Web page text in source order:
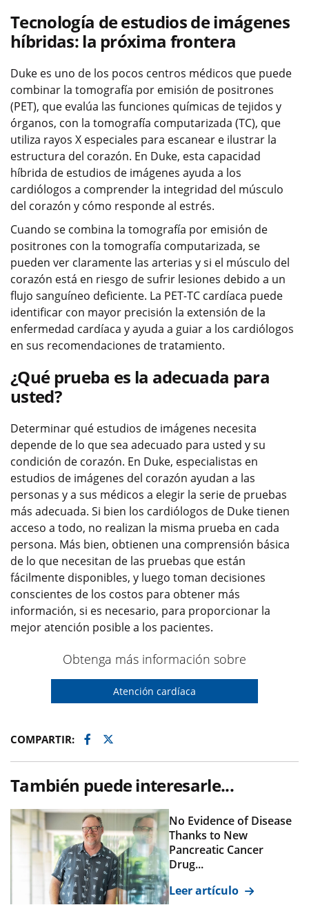
Tecnología de estudios de imágenes
híbridas: la próxima frontera
Duke es uno de los pocos centros médicos que puede
combinar la tomografía por emisión de positrones
(PET), que evalúa las funciones químicas de tejidos y
órganos, con la tomografía computarizada (TC), que
utiliza rayos X especiales para escanear e ilustrar la
estructura del corazón. En Duke, esta capacidad
híbrida de estudios de imágenes ayuda a los
cardiólogos a comprender la integridad del músculo
del corazón y cómo responde al estrés.
Cuando se combina la tomografía por emisión de
positrones con la tomografía computarizada, se
pueden ver claramente las arterias y si el músculo del
corazón está en riesgo de sufrir lesiones debido a un
flujo sanguíneo deficiente. La PET-TC cardíaca puede
identificar con mayor precisión la extensión de la
enfermedad cardíaca y ayuda a guiar a los cardiólogos
en sus recomendaciones de tratamiento.
¿Qué prueba es la adecuada para
usted?
Determinar qué estudios de imágenes necesita
depende de lo que sea adecuado para usted y su
condición de corazón. En Duke, especialistas en
estudios de imágenes del corazón ayudan a las
personas y a sus médicos a elegir la serie de pruebas
más adecuada. Si bien los cardiólogos de Duke tienen
acceso a todo, no realizan la misma prueba en cada
persona. Más bien, obtienen una comprensión básica
de lo que necesitan de las pruebas que están
fácilmente disponibles, y luego toman decisiones
conscientes de los costos para obtener más
información, si es necesario, para proporcionar la
mejor atención posible a los pacientes.
Obtenga más información sobre
Atención cardíaca
COMPARTIR: Facebook
Twitter
También puede interesarle...
No Evidence of Disease
Thanks to New
Pancreatic Cancer
Drug...
Leer artículo